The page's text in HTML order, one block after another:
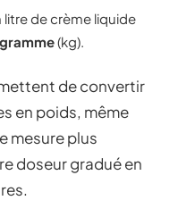
litre de crème liquide
(kg).
de convertir
en poids, même
mesure plus
doseur gradué en